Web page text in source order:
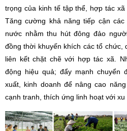
trọng của kinh tế tập thể, hợp tác xã
Tăng cường khả năng tiếp cận
nước nhằm thu hút đông đảo
đồng thời khuyến khích các tổ chức,
liên kết chặt chẽ với hợp tác xã.
động hiệu quả; đẩy mạnh chuyển
xuất, kinh doanh để nâng cao
cạnh tranh, thích ứng linh hoạt với xu